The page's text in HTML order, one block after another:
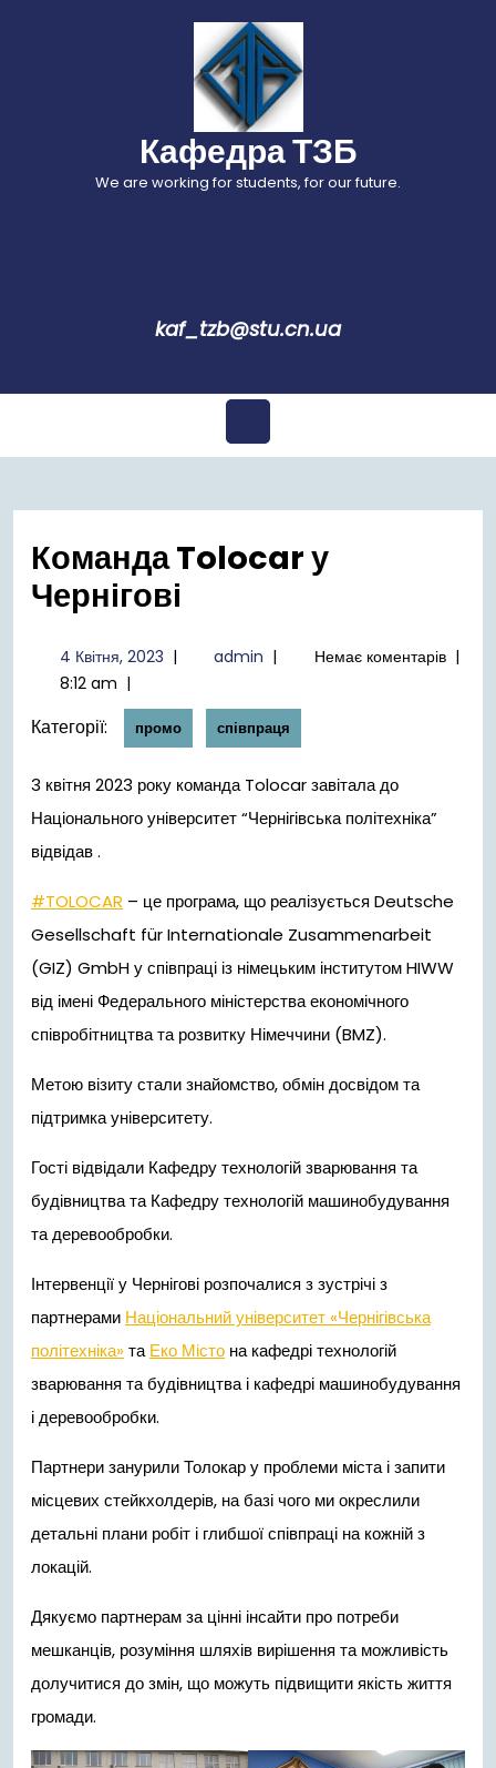
Кафедра ТЗБ
We are working for students, for our future.
kaf_tzb@stu.cn.ua
Відкрити
меню
Команда Tolocar у
Чернігові
4 Квітня, 20234 | admin admin
| Немає коментарів |
8:12 am |
Категорії: промо співпраця
3 квітня 2023 року команда Tolocar завітала до
Національного університет “Чернігівська політехніка”
відвідав .
#TOLOCAR – це програма, що реалізується Deutsche
Gesellschaft fürInternationale Zusammenarbeit
(GIZ) GmbH у співпраці із німецьким інститутом HIWW
від імені Федерального міністерства економічного
співробітництва та розвитку Німеччини (BMZ).
Метою візиту стали знайомство, обмін досвідом та
підтримка університету.
Гості відвідали Кафедру технологій зварювання та
будівництва та Кафедру технологій машинобудування
та деревообробки.
Інтервенції у Чернігові розпочалися з зустрічі з
партнерами Національний університет «Чернігівська
політехніка»таЕко Місто на кафедрі технологій
зварювання та будівництва і кафедрі машинобудування
і деревообробки.
Партнери занурили Толокар у проблеми міста і запити
місцевих стейкхолдерів, на базі чого ми окреслили
детальні плани робіт і глибшої співпраці на кожній з
локацій.
Дякуємо партнерам за цінні інсайти про потреби
мешканців, розуміння шляхів вирішення та можливість
долучитися до змін, що можуть підвищити якість життя
громади.